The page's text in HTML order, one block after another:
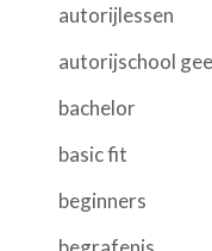
autorijlessen
autorijschool
bachelor
basic fit
beginners